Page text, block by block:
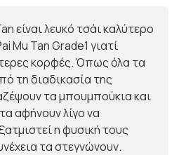
είναι λευκό τσάι καλύτερο
Mu Tan Grade1 γιατί
κορφές. Όπως όλα τα
τη διαδικασία της
τα μπουμπούκια και
αφήνουν λίγο να
η φυσική τους
τα στεγνώνουν.